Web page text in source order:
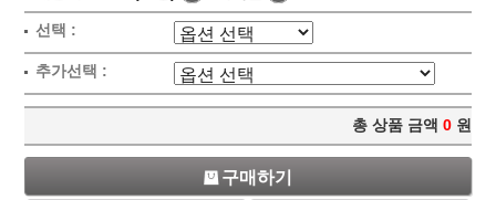
선택 :
추가선택 :
총 상품 금액 0 원
구매하기